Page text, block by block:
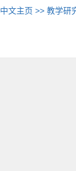
中文主页 >>教学研